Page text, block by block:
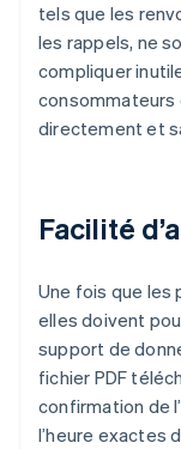
tels que les
les rappels, ne
compliquer
directement et
Facilité
Une fois que les
elles doivent
support de
fichier PDF
confirmation de
l’heure exactes